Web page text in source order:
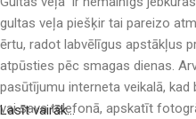
gultas veļa piešķir tai pareizo
ērtu, radot labvēlīgus apstākļus
atpūsties pēc smagas dienas.
pasūtījumu interneta veikalā,
vai sava telefonā, apskatīt
Lasīt vairāk...